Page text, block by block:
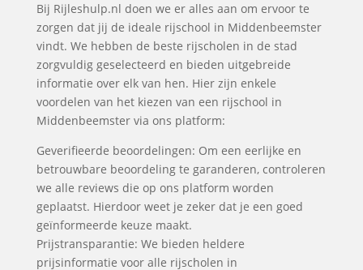
Bij Rijleshulp.nl doen we er alles aan om ervoor te
zorgen dat jij de ideale rijschool in Middenbeemster
vindt. We hebben de beste rijscholen in de stad
zorgvuldig geselecteerd en bieden uitgebreide
informatie over elk van hen. Hier zijn enkele
voordelen van het kiezen van een rijschool in
Middenbeemster via ons platform:
Geverifieerde beoordelingen: Om een eerlijke en
betrouwbare beoordeling te garanderen, controleren
we alle reviews die op ons platform worden
geplaatst. Hierdoor weet je zeker dat je een goed
geïnformeerde keuze maakt.
Prijstransparantie: We bieden heldere
prijsinformatie voor alle rijscholen in